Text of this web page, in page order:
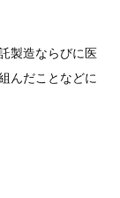
製造ならびに医
んだことなどに